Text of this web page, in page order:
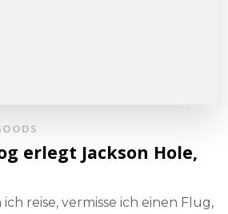
erlegt Jackson Hole,
ich reise, vermisse ich einen Flug,